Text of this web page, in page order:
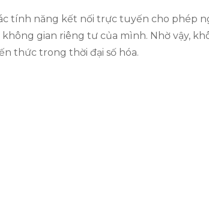
tính năng kết nối trực tuyến cho phép
gian riêng tư của mình. Nhờ vậy,
thức trong thời đại số hóa.